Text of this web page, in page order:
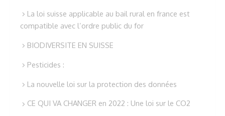
La loi suisse applicable au bail rural en france est
compatible avec l’ordre public du for
BIODIVERSITE EN SUISSE
Pesticides :
La nouvelle loi sur la protection des données
CE QUI VA CHANGER en 2022 : Une loi sur le CO2